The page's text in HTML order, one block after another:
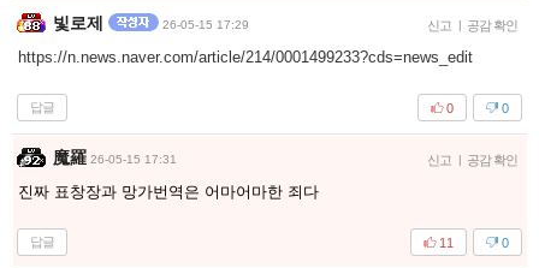
빛로제 26-05-15 17:29 신고 | 공감 확인
https://n.news.naver.com/article/214/0001499233?cds=news_edit
답글 0
0
魔羅 26-05-15 17:31 신고 | 공감 확인
진짜 표창장과 망가번역은 어마어마한 죄다
답글 0
11